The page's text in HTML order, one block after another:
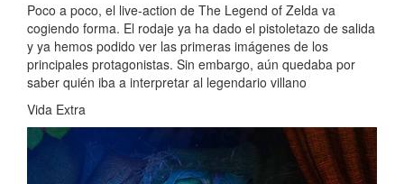
Poco a poco, el live-action de The Legend of Zelda va
cogiendo forma. El rodaje ya ha dado el pistoletazo de salida
y ya hemos podido ver las primeras imágenes de los
principales protagonistas. Sin embargo, aún quedaba por
saber quién iba a interpretar al legendario villano
Vida Extra